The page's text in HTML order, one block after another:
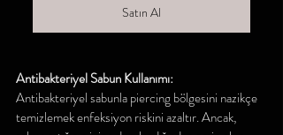
Satın Al
Antibakteriyel Sabun Kullanımı:
Antibakteriyel sabunla piercing bölgesini nazikçe
temizlemek enfeksiyon riskini azaltır. Ancak,